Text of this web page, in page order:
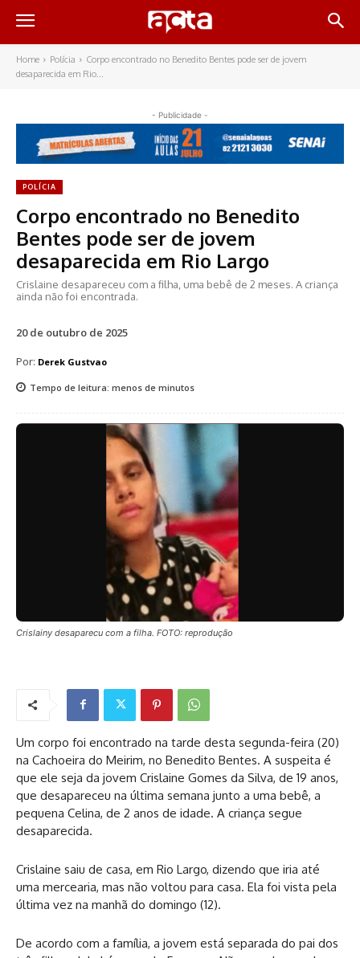
Home Polícia
Corpo encontrado no Benedito Bentes pode ser de jovem
desaparecida em Rio...
- Publicidade -
POLÍCIA
Corpo encontrado no Benedito
Bentes pode ser de jovem
desaparecida em Rio Largo
Crislaine desapareceu com a filha, uma bebê de 2 meses. A criança
ainda não foi encontrada.
20 de outubro de 2025
Por: Derek Gustvao
Tempo de leitura: menos de minutos
Crislainy desaparecu com a filha. FOTO: reprodução
Um corpo foi encontrado na tarde desta segunda-feira (20)
na Cachoeira do Meirim, no Benedito Bentes. A suspeita é
que ele seja da jovem Crislaine Gomes da Silva, de 19 anos,
que desapareceu na última semana junto a uma bebê, a
pequena Celina, de 2 anos de idade. A criança segue
desaparecida.
Crislaine saiu de casa, em Rio Largo, dizendo que iria até
uma mercearia, mas não voltou para casa. Ela foi vista pela
última vez na manhã do domingo (12).
De acordo com a família, a jovem está separada do pai dos